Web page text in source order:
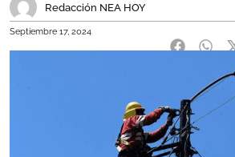
Redacción NEA HOY
Septiembre 17, 2024